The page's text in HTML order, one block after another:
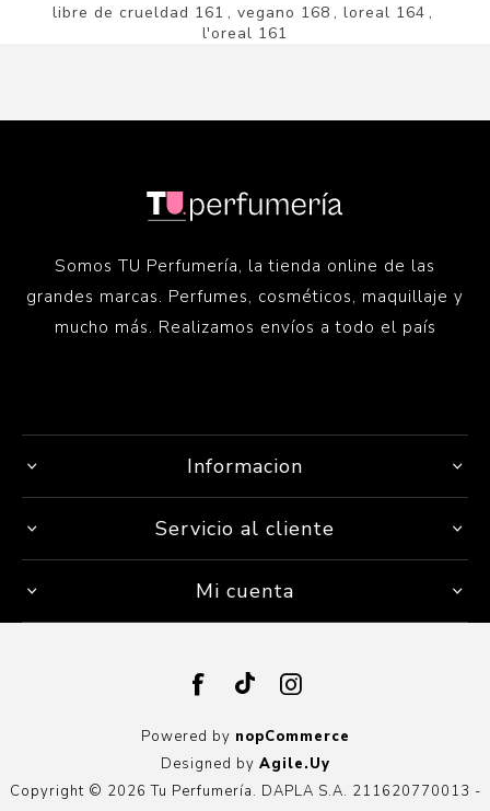
libre de crueldad 161 , vegano 168 , loreal 164 ,
l'oreal 161
Somos TU Perfumería, la tienda online de las
grandes marcas. Perfumes, cosméticos, maquillaje y
mucho más. Realizamos envíos a todo el país
Informacion
Servicio al cliente
Mi cuenta
Powered by nopCommerce
Designed by Agile.Uy
Copyright © 2026 Tu Perfumería. DAPLA S.A. 211620770013 -